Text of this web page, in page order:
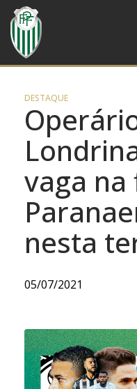
DESTAQUE
vaga
nesta
05/07/2021